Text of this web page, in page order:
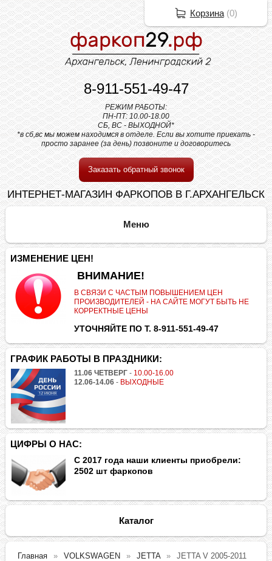
8-911-551-49-47
РЕЖИМ РАБОТЫ:
ПН-ПТ: 10.00-18.00
СБ, ВС - ВЫХОДНОЙ*
*в сб,вс мы можем находимся в отделе. Если вы хотите приехать -
просто заранее (за день) позвоните и договоритесь
Заказать обратный звонок
ИНТЕРНЕТ-МАГАЗИН ФАРКОПОВ В Г.АРХАНГЕЛЬСК
ИЗМЕНЕНИЕ ЦЕН!
ВНИМАНИЕ!
В СВЯЗИ С ЧАСТЫМ ПОВЫШЕНИЕМ ЦЕН
ПРОИЗВОДИТЕЛЕЙ - НА САЙТЕ МОГУТ БЫТЬ НЕ
КОРРЕКТНЫЕ ЦЕНЫ
УТОЧНЯЙТЕ ПО Т. 8-911-551-49-47
ГРАФИК РАБОТЫ В ПРАЗДНИКИ:
11.06 ЧЕТВЕРГ - 10.00-16.00
12.06-14.06 - ВЫХОДНЫЕ
ЦИФРЫ О НАС:
С 2017 года наши клиенты приобрели:
2502 шт фаркопов
Каталог
Главная VOLKSWAGEN JETTA JETTA V 2005-2011
Корзина(0)